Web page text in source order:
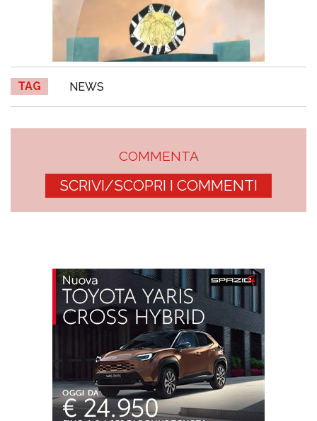
TAG NEWS
COMMENTA
SCRIVI/SCOPRI I COMMENTI